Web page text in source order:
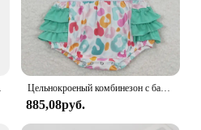
Цельнокроеный комбинезон с бантом для малышей и девочек
885,08руб.